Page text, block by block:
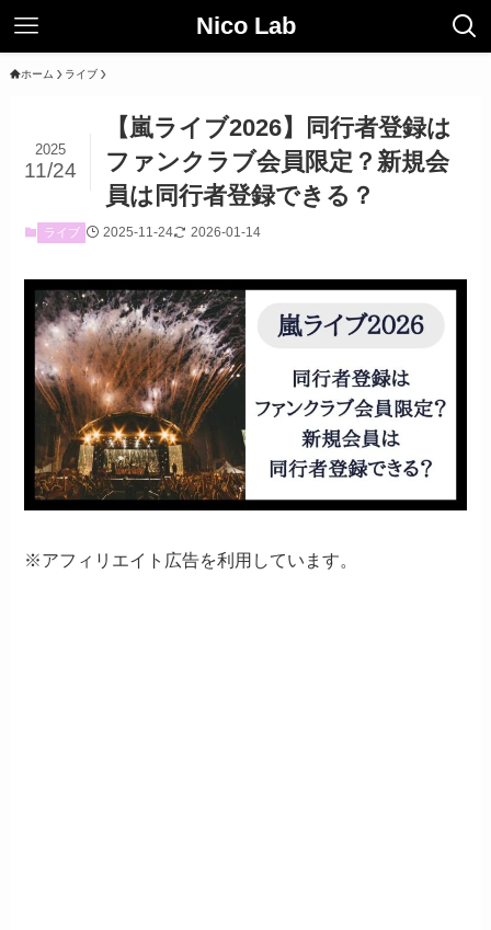
Nico Lab
ホーム ライブ
【嵐ライブ2026】同行者登録は
ファンクラブ会員限定？新規会
員は同行者登録できる？
2025
11/24
ライブ 2025-11-24 2026-01-14
※アフィリエイト広告を利用しています。